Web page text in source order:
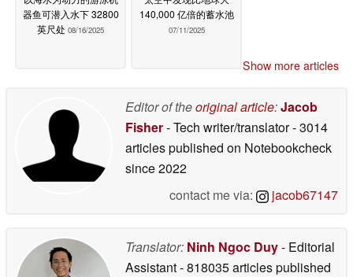
器鱼可潜入水下 32800
英尺处 08/16/2025
140,000 亿倍的蓄水池
07/11/2025
Show more articles
Editor of theoriginal article:Jacob
Fisher- Tech writer/translator- 3014
articles published on Notebookcheck
since 2022
contact me via:
jacob67147
Translator: Ninh Ngoc Duy- Editorial
Assistant- 818035 articles published